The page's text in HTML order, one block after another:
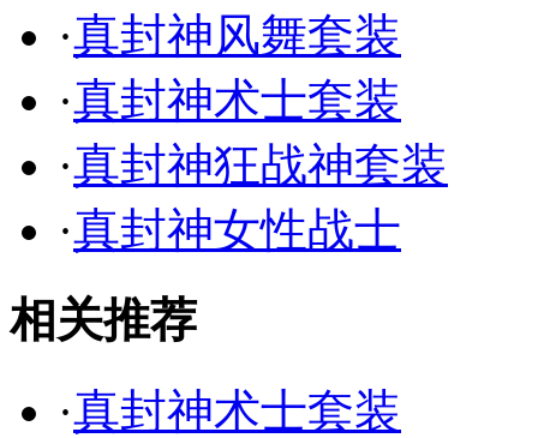
·真封神风舞套装
·真封神术士套装
·真封神狂战神套装
·真封神女性战士
相关推荐
·真封神术士套装